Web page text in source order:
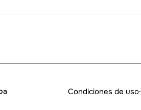
Condiciones de uso·